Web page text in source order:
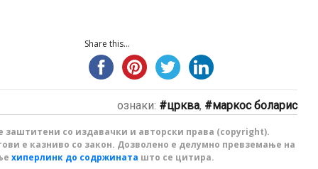
Share this...
ознаки: црква, маркос боларис
заштитени со издавачки и авторски права (copyright).
е казниво со закон. Дозволено е делумно превземање на
хиперлинк до содржината што се цитира.